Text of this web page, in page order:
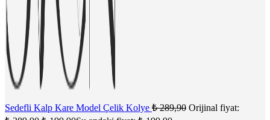
Sedefli Kalp Kare Model Çelik Kolye ₺289,90 Orijinal fiyat: